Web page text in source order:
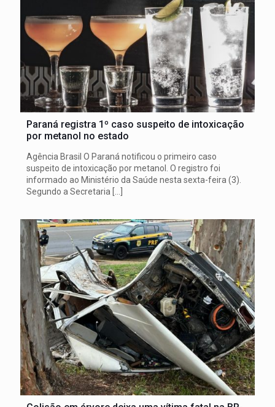
Paraná registra 1º caso suspeito de intoxicação
por metanol no estado
Agência Brasil O Paraná notificou o primeiro caso
suspeito de intoxicação por metanol. O registro foi
informado ao Ministério da Saúde nesta sexta-feira (3).
Segundo a Secretaria